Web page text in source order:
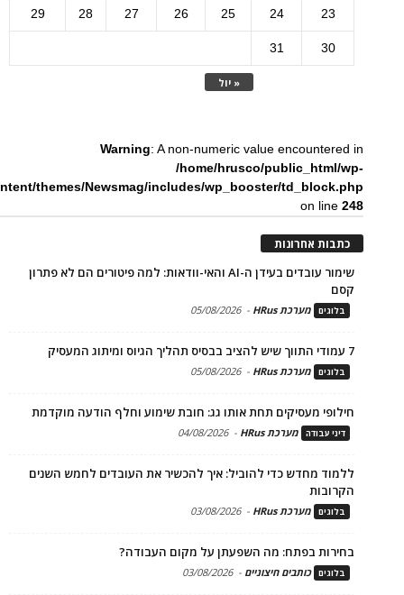
« יול
23
24
25
26
27
28
29
30
31
Warning: A non-numeric value encountered in
/home/hrusco/public_html/wp-
themes/Newsmag/includes/wp_booster/td_block.php
on line248
כתבות אחרונות
שימור עובדים בעידן ה-AI והאי-וודאות: למה פיטורים הם לא פתרון
קסם
בלוגים מערכת HRus -
05/08/2026
7 עמודי התווך שיש להציב בבסיס תהליך הגיוס ומיתוג המעסיק
בלוגים מערכת HRus -
05/08/2026
חילופי מעסיקים תחת אותו גג: חובת שימוע וחלף הודעה מוקדמת
דיני עבודה מערכת HRus -
04/08/2026
ללמוד מחדש כדי להוביל: איך להכשיר את העובדים לחמש השנים
הקרובות
בלוגים מערכת HRus -
03/08/2026
בחירות בפתח: מה השפעתן על מקום העבודה?
בלוגים כותבים חיצוניים -
03/08/2026